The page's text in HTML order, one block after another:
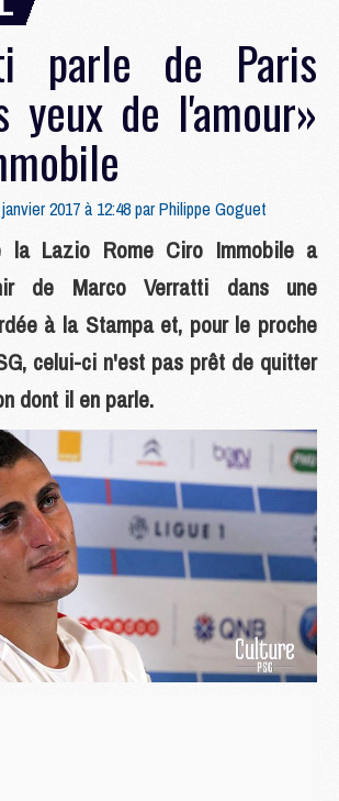
parle de Paris
yeux de l'amour»
2017 à 12:48 parPhilippe Goguet
la Lazio Rome Ciro Immobile a
de Marco Verratti dans une
à la Stampa et, pour le proche
celui-ci n'est pas prêt de quitter
dont il en parle.